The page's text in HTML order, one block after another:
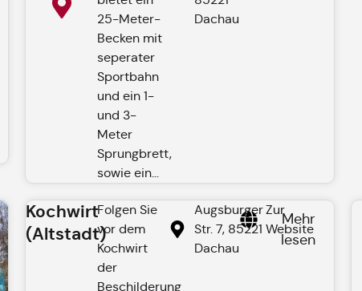
25-Meter-
Becken mit
seperater
Sportbahn
und ein 1-
und 3-
Meter
Sprungbrett,
sowie ein...
Dachau
Kochwirt
(Altstadt)
Folgen Sie
vor dem
Kochwirt
der
Beschilderung
Augsburger
Str. 7, 85221
Dachau
Zur
Website
Mehr
lesen